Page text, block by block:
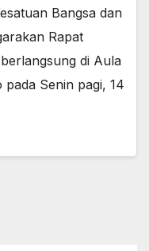
Bangsa dan
Rapat
di Aula
Senin pagi, 14